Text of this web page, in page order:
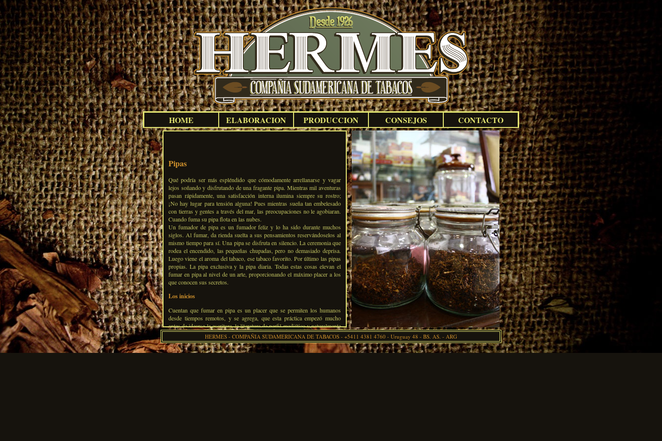
HOME ELABORACION PRODUCCION CONSEJOS CONTACTO
Pipas
Qué podría ser más espléndido que cómodamente arrellanarse y vagar
lejos soñando y disfrutando de una fragante pipa. Mientras mil aventuras
pasan rápidamente, una satisfacción interna ilumina siempre su rostro;
¡No hay lugar para tensión alguna! Pues mientras sueña tan embelesado
con tierras y gentes a través del mar, las preocupaciones no le agobiaran.
Cuando fuma su pipa flota en las nubes.
Un fumador de pipa es un fumador feliz y lo ha sido durante muchos
siglos. Al fumar, da rienda suelta a sus pensamientos reservándoselos al
mismo tiempo para sí. Una pipa se disfruta en silencio. La ceremonia que
rodea el encendido, las pequeñas chupadas, pero no demasiado deprisa.
Luego viene el aroma del tabaco, ese tabaco favorito. Por último las pipas
propias. La pipa exclusiva y la pipa diaria. Todas estas cosas elevan el
fumar en pipa al nivel de un arte, proporcionando el máximo placer a los
que conocen sus secretos.
Los inicios
Cuentan que fumar en pipa es un placer que se permiten los humanos
desde tiempos remotos, y se agrega, que esta práctica empezó mucho
antes de idearse la escritura, la literatura de perfil mediático y naturalmente
las computadoras, en una época en que el hombre vivía de manera mucho
más apacible. Tampoco se conocía en demasía el tabaco, aunque la
excepción fuese América, donde vivían quienes se entretenían pitando a
HERMES - COMPAÑIA SUDAMERICANA DE TABACOS - +5411 4381 4760 - Uruguay 48 - BS. AS. - ARG